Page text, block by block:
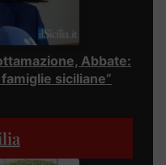
Abbate:
siciliane”